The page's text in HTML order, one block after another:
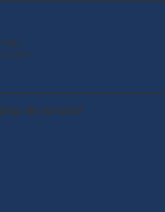
tiện
vật tư nào?